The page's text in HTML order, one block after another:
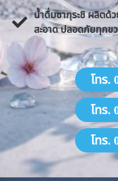
น้ำดื่มซากุระชิ ผลิตด้
สะอาด ปลอดภัยทุกข
โทร.
โทร.
โทร.